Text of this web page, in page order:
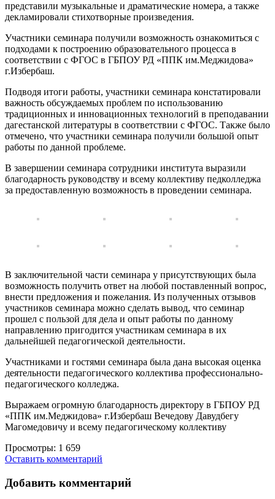
представили музыкальные и драматические номера, а также
декламировали стихотворные произведения.
Участники семинара получили возможность ознакомиться с
подходами к построению образовательного процесса в
соответствии с ФГОС в ГБПОУ РД «ППК им.Меджидова»
г.Избербаш.
Подводя итоги работы, участники семинара констатировали
важность обсуждаемых проблем по использованию
традиционных и инновационных технологий в преподавании
дагестанской литературы в соответствии с ФГОС. Также было
отмечено, что участники семинара получили большой опыт
работы по данной проблеме.
В завершении семинара сотрудники института выразили
благодарность руководству и всему коллективу педколледжа
за предоставленную возможность в проведении семинара.
В заключительной части семинара у присутствующих была
возможность получить ответ на любой поставленный вопрос,
внести предложения и пожелания. Из полученных отзывов
участников семинара можно сделать вывод, что семинар
прошел с пользой для дела и опыт работы по данному
направлению пригодится участникам семинара в их
дальнейшей педагогической деятельности.
Участниками и гостями семинара была дана высокая оценка
деятельности педагогического коллектива профессионально-
педагогического колледжа.
Выражаем огромную благодарность директору в ГБПОУ РД
«ППК им.Меджидова» г.Избербаш Вечедову Давудбегу
Магомедовичу и всему педагогическому коллективу
Просмотры: 1 659
Оставить комментарий
Добавить комментарий